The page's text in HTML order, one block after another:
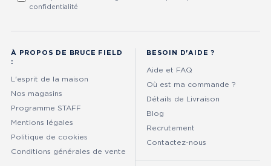
confidentialité
À PROPOS DE BRUCE FIELD
:
L'esprit de la maison
Nos magasins
Programme STAFF
Mentions légales
Politique de cookies
Conditions générales de vente
BESOIN D'AIDE ?
Aide et FAQ
Où est ma commande ?
Détails de Livraison
Blog
Recrutement
Contactez-nous